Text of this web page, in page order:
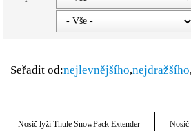
Seřadit od:nejlevnějšího,nejdražšího
Nosič lyží Thule SnowPack Extender
Nosič